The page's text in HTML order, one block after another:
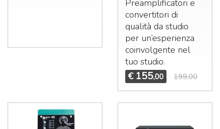
Preamplificatori e
convertitori di
qualità da studio
per un’esperienza
coinvolgente nel
tuo studio.
€ 155,00 199,00